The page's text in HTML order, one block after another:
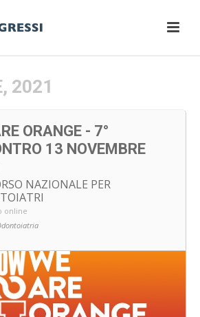
2021
ORANGE - 7°
13 NOVEMBRE
NAZIONALE PER
online